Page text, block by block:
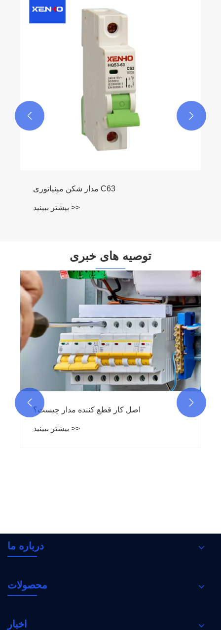
مدار شکن مینیاتوری C63
بیشتر ببینید >>
 
توصیه های خبری
اصل کار قطع کننده مدار چیست؟
بیشتر ببینید >>
 
درباره ما
محصولات
اخبار